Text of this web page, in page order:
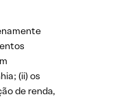
(ii) os
de renda,